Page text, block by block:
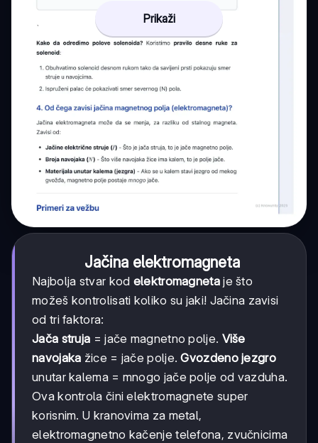
Prikaži
Jačina elektromagneta
Najbolja stvar kod elektromagnetaje što
možeš kontrolisati koliko su jaki! Jačina zavisi
od tri faktora:
Jača struja = jače magnetno polje. Više
navojaka žice = jače polje.Gvozdeno jezgro
unutar kalema = mnogo jače polje od vazduha.
Ova kontrola čini elektromagnete super
korisnim. U kranovima za metal,
elektromagnetno kačenje telefona, zvučnicima